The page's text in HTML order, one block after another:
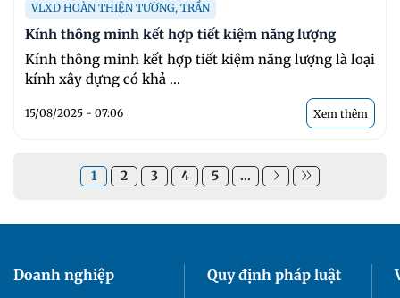
VLXD HOÀN THIỆN TƯỜNG, TRẦN
Kính thông minh kết hợp tiết kiệm năng lượng
Kính thông minh kết hợp tiết kiệm năng lượng là loại
kính xây dựng có khả ...
15/08/2025 - 07:06 Xem thêm
1 2 3 4 5 ...
Doanh nghiệp Quy định pháp luật